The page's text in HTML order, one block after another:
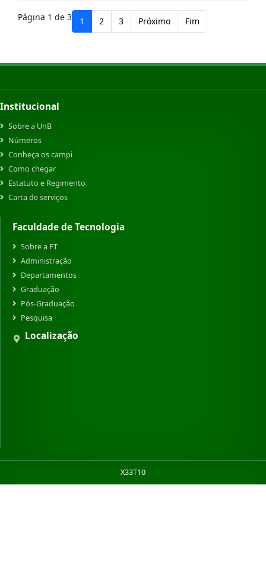
Página 1 de 3 1 2 3 Próximo Fim
Institucional
Sobre a UnB
Números
Conheça os campi
Como chegar
Estatuto e Regimento
Carta de serviços
Faculdade de Tecnologia
Sobre a FT
Administração
Departamentos
Graduação
Pós-Graduação
Pesquisa
Localização
X33T10